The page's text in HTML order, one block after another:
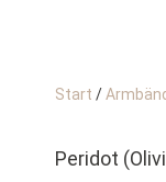
Start /
Peridot